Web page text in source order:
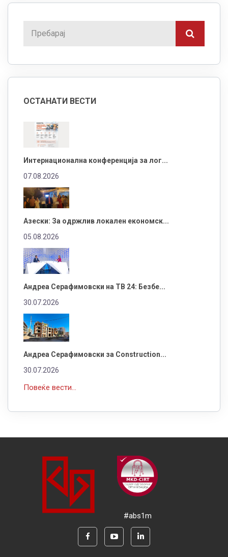
ОСТАНАТИ ВЕСТИ
Интернационална конференција за лог...
07.08.2026
Азески: За одржлив локален економск...
05.08.2026
Андреа Серафимовски на ТВ 24: Безбе...
30.07.2026
Андреа Серафимовски за Construction...
30.07.2026
Повеќе вести...
#abs1m